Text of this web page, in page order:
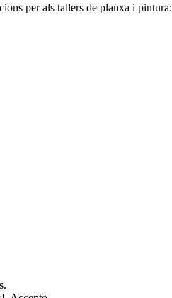
per als tallers de planxa i pintura: